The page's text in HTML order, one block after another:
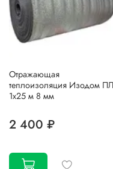
Отражающая
теплоизоляция Изодом ПЛ
1х25 м 8 мм
2 400 ₽